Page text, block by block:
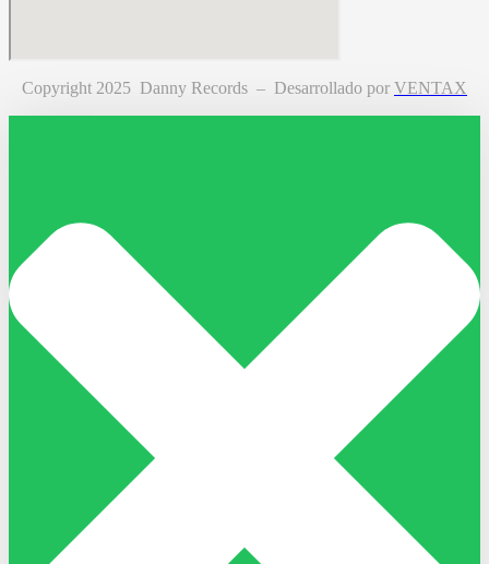
Copyright 2025 Danny Records – Desarrollado por VENTAX